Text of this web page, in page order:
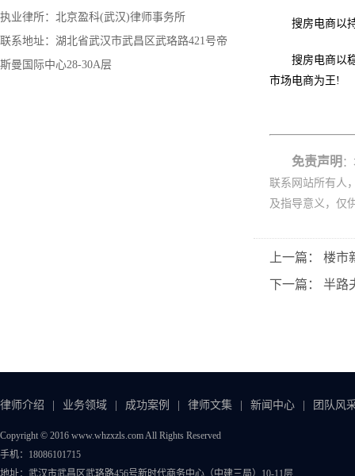
执业律所：北京盈科(武汉)律师事务所
联系地址：湖北省武汉市武昌区武珞路421号帝
斯曼国际中心28-30A层
搜房电商以
搜房电商以
市场电商为王!
免责声明
联系网站所有人
及指导意义，仅
上一篇： 楼
下一篇： 半路
律师介绍 业务领域 成功案例 律师文集 新闻中心 团队风
Copyright © 2016 www.whzxzls.com All Rights Reserved
手机：18086101715
地址：武汉市武昌区武珞路456号新时代商务中心（中建三局）10-11层